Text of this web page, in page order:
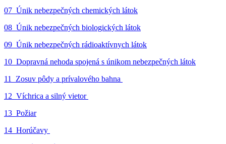
07_Únik nebezpečných chemických látok
08_Únik nebezpečných biologických látok
09_Únik nebezpečných rádioaktívnych látok
10_Dopravná nehoda spojená s únikom nebezpečných látok
11_Zosuv pôdy a prívalového bahna
12_Víchrica a silný vietor
13_Požiar
14_Horúčavy